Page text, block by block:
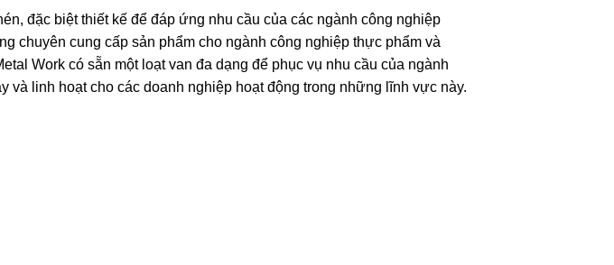
đặc biệt thiết kế để đáp ứng nhu cầu của các ngành công nghiệp
chuyên cung cấp sản phẩm cho ngành công nghiệp thực phẩm và
Work có sẵn một loạt van đa dạng để phục vụ nhu cầu của ngành
linh hoạt cho các doanh nghiệp hoạt động trong những lĩnh vực này.